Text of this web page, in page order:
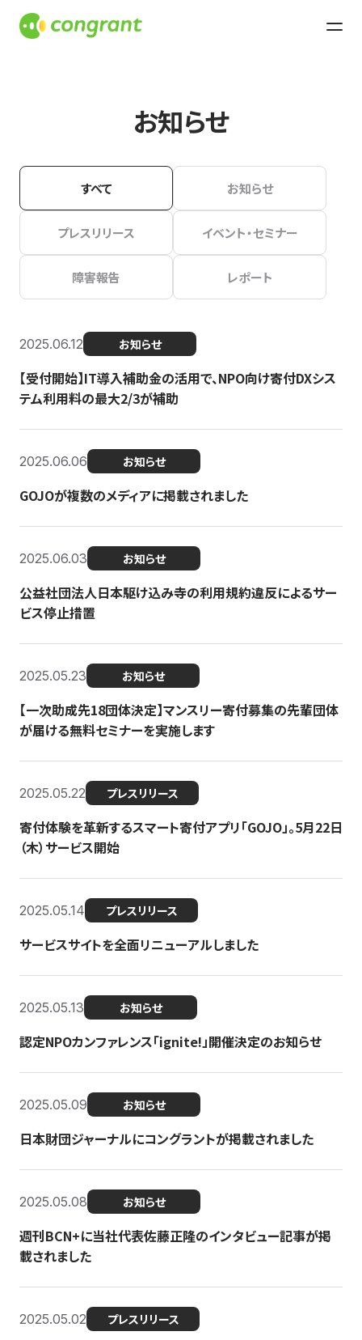
お知らせ
すべて お知らせ
プレスリリース イベント・セミナー
障害報告 レポート
2025.06.12 お知らせ
【受付開始】IT導入補助金の活用で、NPO向け寄付DXシス
テム利用料の最大2/3が補助
2025.06.06 お知らせ
GOJOが複数のメディアに掲載されました
2025.06.03 お知らせ
公益社団法人日本駆け込み寺の利用規約違反によるサー
ビス停止措置
2025.05.23 お知らせ
【一次助成先18団体決定】マンスリー寄付募集の先輩団体
が届ける無料セミナーを実施します
2025.05.22 プレスリリース
寄付体験を革新するスマート寄付アプリ「GOJO」。5月22日
（木）サービス開始
2025.05.14 プレスリリース
サービスサイトを全面リニューアルしました
2025.05.13 お知らせ
認定NPOカンファレンス「ignite!」開催決定のお知らせ
2025.05.09 お知らせ
日本財団ジャーナルにコングラントが掲載されました
2025.05.08 お知らせ
週刊BCN+に当社代表佐藤正隆のインタビュー記事が掲
載されました
2025.05.02 プレスリリース